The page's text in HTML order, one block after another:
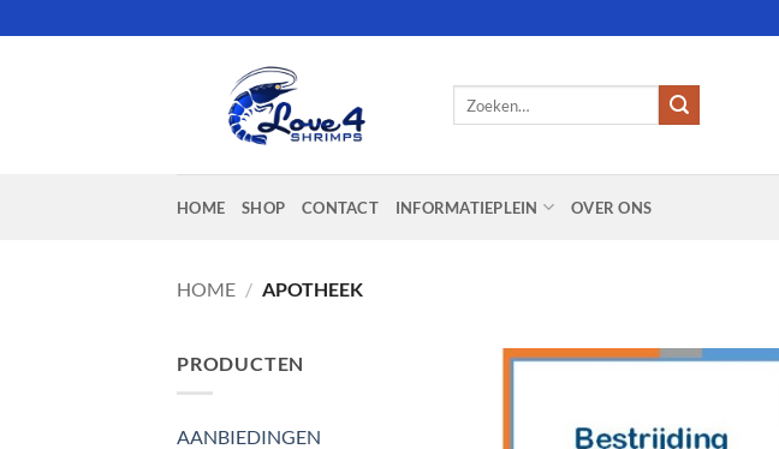
naar
HOME SHOP CONTACT INFORMATIEPLEIN OVER ONS
HOME / APOTHEEK
PRODUCTEN
AANBIEDINGEN